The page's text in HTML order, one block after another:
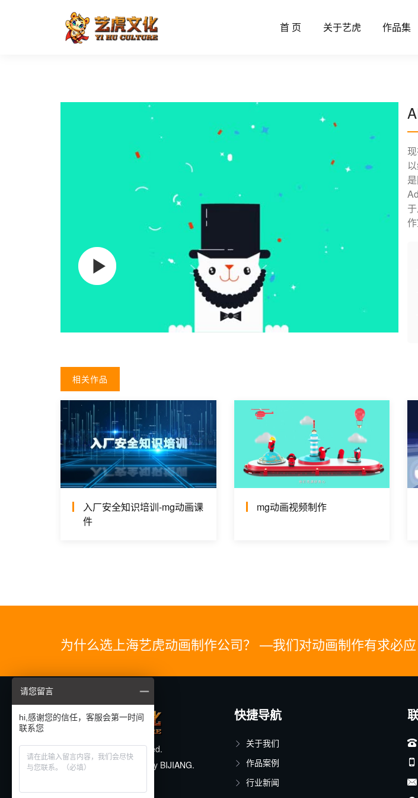
首 页 关于艺虎 作品集
AE动画设计炫酷动画场景
相关作品
入厂安全知识培训-mg动画课
件
mg动画视频制作
为什么选上海艺虎动画制作公司？ —我们对动画制作有求必应
© 2025. All rights reserved.
Designed & Developed by BIJIANG.
快捷导航
关于我们
作品案例
行业新闻
请您留言
hi,感谢您的信任，客服会第一时间
联系您